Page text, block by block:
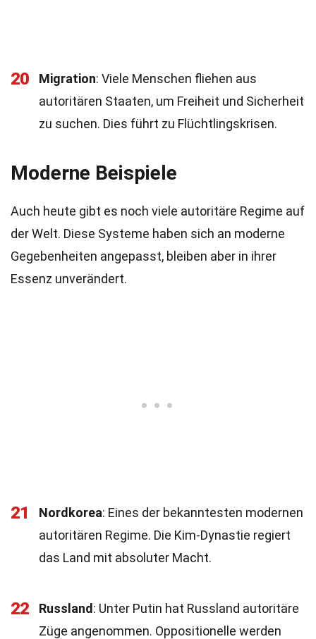
20 Migration: Viele Menschen fliehen aus
autoritären Staaten, um Freiheit und Sicherheit
zu suchen. Dies führt zu Flüchtlingskrisen.
Moderne Beispiele
Auch heute gibt es noch viele autoritäre Regime auf
der Welt. Diese Systeme haben sich an moderne
Gegebenheiten angepasst, bleiben aber in ihrer
Essenz unverändert.
21 Nordkorea: Eines der bekanntesten modernen
autoritären Regime. Die Kim-Dynastie regiert
das Land mit absoluter Macht.
22 Russland : Unter Putin hat Russland autoritäre
Züge angenommen. Oppositionelle werden